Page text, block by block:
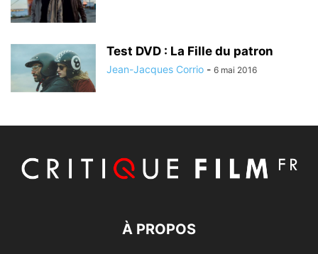
Test DVD : La Fille du patron
Jean-Jacques Corrio - 6 mai 2016
À PROPOS